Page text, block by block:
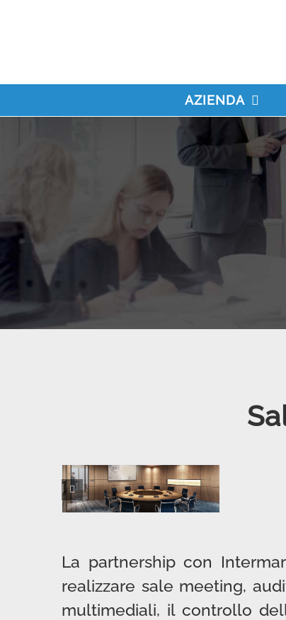
AZIENDA
La partnership con
realizzare sale meeting,
multimediali, il controllo